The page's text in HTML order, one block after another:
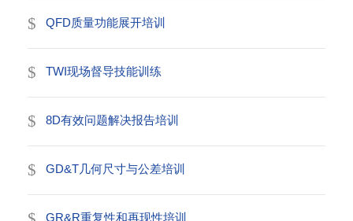
QFD质量功能展开培训
TWI现场督导技能训练
8D有效问题解决报告培训
GD&T几何尺寸与公差培训
GR&R重复性和再现性培训